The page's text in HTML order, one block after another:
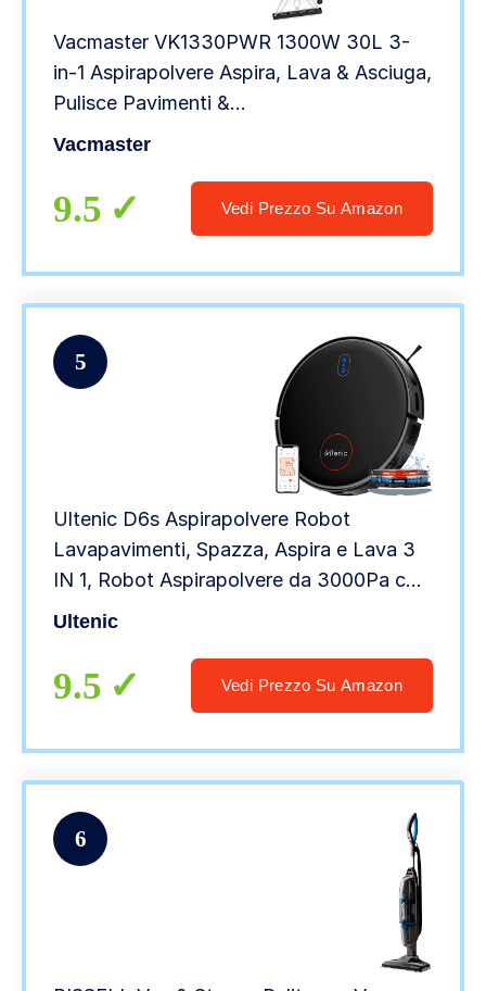
Vacmaster VK1330PWR 1300W 30L 3-
in-1 Aspirapolvere Aspira, Lava & Asciuga,
Pulisce Pavimenti &
Tappeti,Aspirapolvere a bidone e a traino
Vacmaster
9.5 Vedi Prezzo Su Amazon
5
Ultenic D6s Aspirapolvere Robot
Lavapavimenti, Spazza, Aspira e Lava 3
IN 1, Robot Aspirapolvere da 3000Pa con
Lavaggio Sonico, 150Min Autonomia,
Telecomando/Alexa/Google Home
Ultenic
9.5 Vedi Prezzo Su Amazon
6